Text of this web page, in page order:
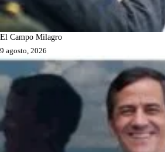
El Campo Milagro
9 agosto, 2026